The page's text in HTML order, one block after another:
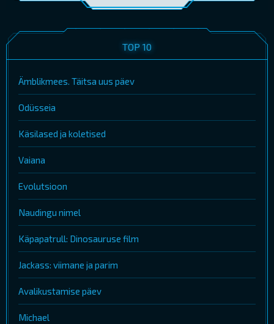
TOP 10
Ämblikmees. Täitsa uus päev
Odüsseia
Käsilased ja koletised
Vaiana
Evolutsioon
Naudingu nimel
Käpapatrull: Dinosauruse film
Jackass: viimane ja parim
Avalikustamise päev
Michael